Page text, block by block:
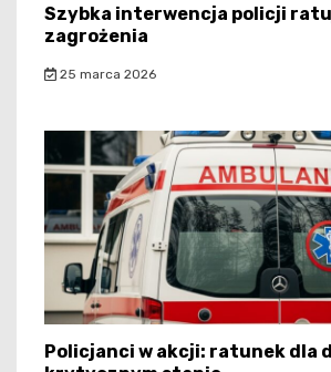
Szybka interwencja policji
zagrożenia
25 marca 2026
Policjanci w akcji: ratunek dla